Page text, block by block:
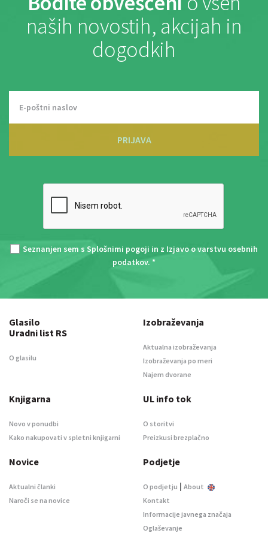
naših novostih, akcijah in
dogodkih
PRIJAVA
Seznanjen sem s Splošnimi pogoji in z Izjavo o varstvu osebnih
podatkov. *
Glasilo
Uradni list RS
O glasilu
Izobraževanja
Aktualna izobraževanja
Izobraževanja po meri
Najem dvorane
Knjigarna
Novo v ponudbi
Kako nakupovati v spletni knjigarni
UL info tok
O storitvi
Preizkusi brezplačno
Novice
Aktualni članki
Naroči se na novice
Podjetje
O podjetju | About
Kontakt
Informacije javnega značaja
Oglaševanje